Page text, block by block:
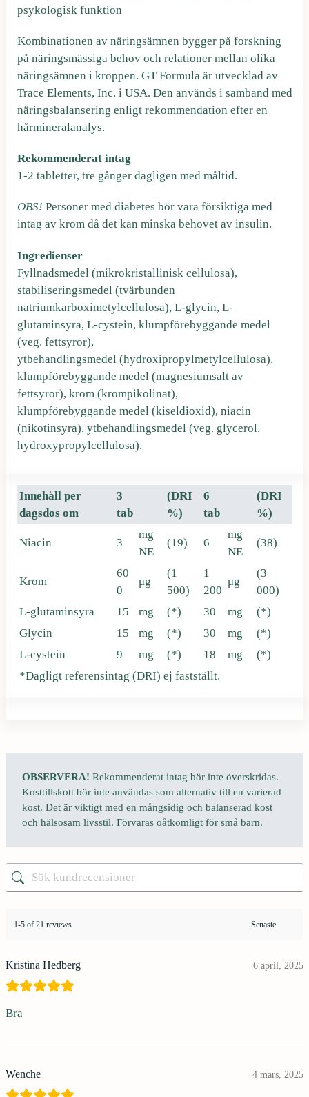
psykologisk funktion
Kombinationen av näringsämnen bygger på forskning
på näringsmässiga behov och relationer mellan olika
näringsämnen i kroppen. GT Formula är utvecklad av
Trace Elements, Inc. i USA. Den används i samband med
näringsbalansering enligt rekommendation efter en
hårmineralanalys.
Rekommenderat intag
1-2 tabletter, tre gånger dagligen med måltid.
OBS! Personer med diabetes bör vara försiktiga med
intag av krom då det kan minska behovet av insulin.
Ingredienser
Fyllnadsmedel (mikrokristallinisk cellulosa),
stabiliseringsmedel (tvärbunden
natriumkarboximetylcellulosa), L-glycin, L-
glutaminsyra, L-cystein, klumpförebyggande medel
(veg. fettsyror),
ytbehandlingsmedel (hydroxipropylmetylcellulosa),
klumpförebyggande medel (magnesiumsalt av
fettsyror), krom (krompikolinat),
klumpförebyggande medel (kiseldioxid), niacin
(nikotinsyra), ytbehandlingsmedel (veg. glycerol,
hydroxypropylcellulosa).
Innehåll per
dagsdos om
3
tab
(DRI
%)
6
tab
(DRI
%)
Niacin 3
mg
NE
(19) 6
mg
NE
(38)
Krom
60
0
μg
(1
500)
1
200
μg
(3
000)
L-glutaminsyra
15 mg (*) 30 mg
(*)
Glycin
15 mg (*) 30 mg
(*)
L-cystein
9 mg (*) 18 mg
(*)
*Dagligt referensintag (DRI) ej fastställt.
OBSERVERA! Rekommenderat intag bör inte överskridas.
Kosttillskott bör inte användas som alternativ till en varierad
kost. Det är viktigt med en mångsidig och balanserad kost
och hälsosam livsstil. Förvaras oåtkomligt för små barn.
1-5 of 21 reviews
Kristina Hedberg 6 april, 2025
Bra
Wenche 4 mars, 2025